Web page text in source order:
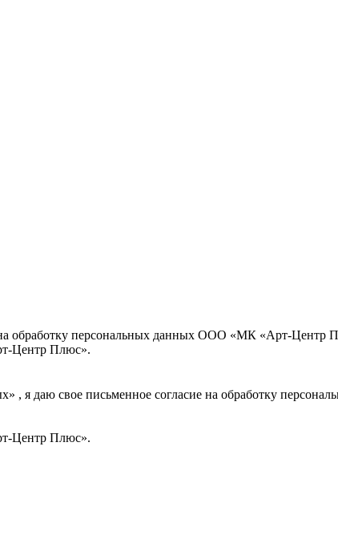
обработку персональных данных ООО «МК «Арт-Центр
Центр Плюс».
, я даю свое письменное согласие на обработку
Центр Плюс».